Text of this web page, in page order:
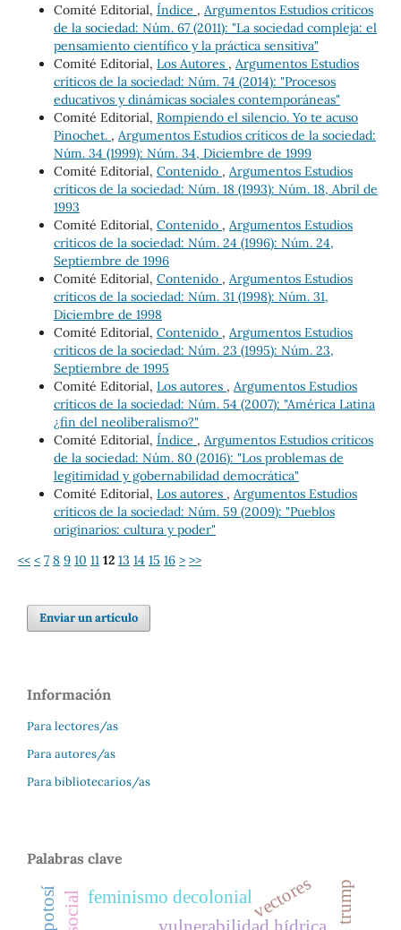
Comité Editorial, Índice , Argumentos Estudios críticos
de la sociedad: Núm. 67 (2011): "La sociedad compleja: el
pensamiento científico y la práctica sensitiva"
Comité Editorial, Los Autores , Argumentos Estudios
críticos de la sociedad: Núm. 74 (2014): "Procesos
educativos y dinámicas sociales contemporáneas"
Comité Editorial, Rompiendo el silencio. Yo te acuso
Pinochet. , Argumentos Estudios críticos de la sociedad:
Núm. 34 (1999): Núm. 34, Diciembre de 1999
Comité Editorial, Contenido , Argumentos Estudios
críticos de la sociedad: Núm. 18 (1993): Núm. 18, Abril de
1993
Comité Editorial, Contenido , Argumentos Estudios
críticos de la sociedad: Núm. 24 (1996): Núm. 24,
Septiembre de 1996
Comité Editorial, Contenido , Argumentos Estudios
críticos de la sociedad: Núm. 31 (1998): Núm. 31,
Diciembre de 1998
Comité Editorial, Contenido , Argumentos Estudios
críticos de la sociedad: Núm. 23 (1995): Núm. 23,
Septiembre de 1995
Comité Editorial, Los autores , Argumentos Estudios
críticos de la sociedad: Núm. 54 (2007): "América Latina
¿fin del neoliberalismo?"
Comité Editorial, Índice , Argumentos Estudios críticos
de la sociedad: Núm. 80 (2016): "Los problemas de
legitimidad y gobernabilidad democrática"
Comité Editorial, Los autores , Argumentos Estudios
críticos de la sociedad: Núm. 59 (2009): "Pueblos
originarios: cultura y poder"
<< < 7 8 9 10 11 12 13 14 15 16 > >>
Enviar un artículo
Información
Para lectores/as
Para autores/as
Para bibliotecarios/as
Palabras clave
vectores
feminismo decolonial